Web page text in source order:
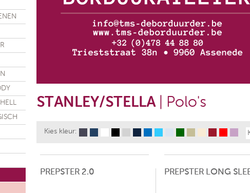
€ 90,91(ex. btw)
STANLEY/STELLA| Polo's
Kies kleur:
PREPSTER 2.0 PREPSTER LONG